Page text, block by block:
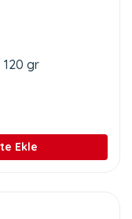
120 gr
Ekle